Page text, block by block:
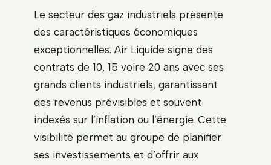
Le secteur des gaz industriels présente
des caractéristiques économiques
exceptionnelles. Air Liquide signe des
contrats de 10, 15 voire 20 ans avec ses
grands clients industriels, garantissant
des revenus prévisibles et souvent
indexés sur l’inflation ou l’énergie. Cette
visibilité permet au groupe de planifier
ses investissements et d’offrir aux